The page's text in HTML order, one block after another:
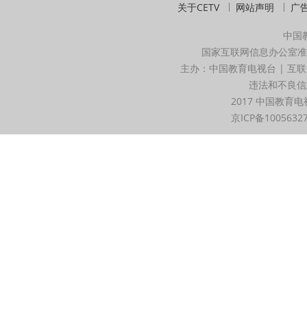
关于CETV 网站声明 广
中国
国家互联网信息办公室
主办：中国教育电视台 | 互
违法和不良
2017 中国教育
京ICP备